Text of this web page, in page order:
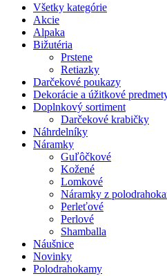
Všetky kategórie
Akcie
Alpaka
Bižutéria
Prstene
Retiazky
Darčekové poukazy
Dekorácie a úžitkové
Doplnkový sortiment
Darčekové krabičky
Náhrdelníky
Náramky
Guľôčkové
Kožené
Lomkové
Náramky z
Perleťové
Perlové
Shamballa
Náušnice
Novinky
Polodrahokamy